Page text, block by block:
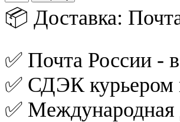
📦 Доставка:
✅ Почта России -
✅ СДЭК курьером
✅ Международная